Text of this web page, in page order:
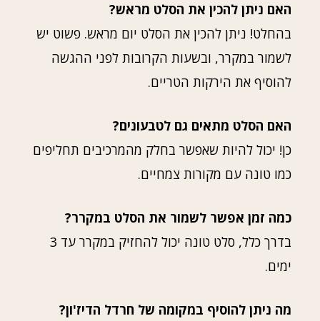
האם ניתן להכין את הסלט מראש?
בהחלט! ניתן להכין את הסלט יום מראש. פשוט יש
לשמור במקרר, ובשעות הקרובות לפני ההגשה
להוסיף את הירקות הטריים.
האם הסלט מתאים גם לטבעונים?
כן! יכול להיות שאפשר בחלק מהמרכיבים תחליפים
כמו טונה עם מקורות צמחיים.
כמה זמן אפשר לשמור את הסלט במקרר?
בדרך כלל, סלט טונה יכול להחזיק במקרר עד 3
ימים.
מה ניתן להוסיף במקומה של חרדל הדיז'ון?